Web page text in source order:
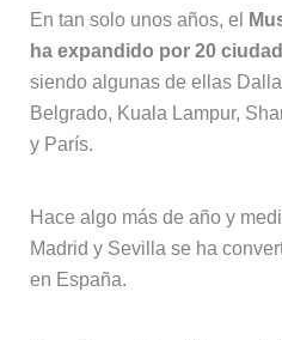
En tan solo unos años, el
ha expandido por 20
siendo algunas de ellas
Belgrado, Kuala Lampur,
y París.
Hace algo más de año y
Madrid y Sevilla se ha
en España.